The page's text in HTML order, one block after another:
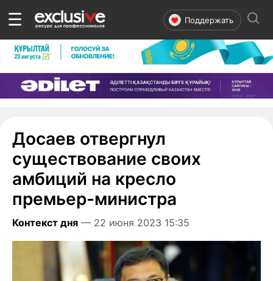
☰ Поддержать
Досаев отвергнул
существование своих
амбиций на кресло
премьер-министра
Контекст дня — 22 июня 2023 15:35